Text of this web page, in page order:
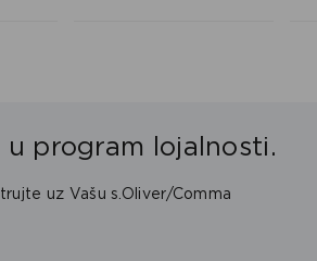
u program lojalnosti.
uz Vašu s.Oliver/Comma